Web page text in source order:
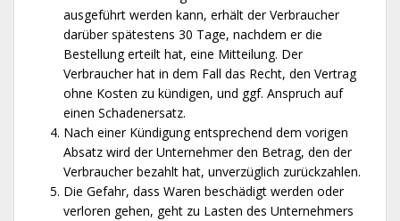
ausgeführt werden kann, erhält der Verbraucher
darüber spätestens 30 Tage, nachdem er die
Bestellung erteilt hat, eine Mitteilung. Der
Verbraucher hat in dem Fall das Recht, den Vertrag
ohne Kosten zu kündigen, und ggf. Anspruch auf
einen Schadenersatz.
Nach einer Kündigung entsprechend dem vorigen
Absatz wird der Unternehmer den Betrag, den der
Verbraucher bezahlt hat, unverzüglich zurückzahlen.
Die Gefahr, dass Waren beschädigt werden oder
verloren gehen, geht zu Lasten des Unternehmers